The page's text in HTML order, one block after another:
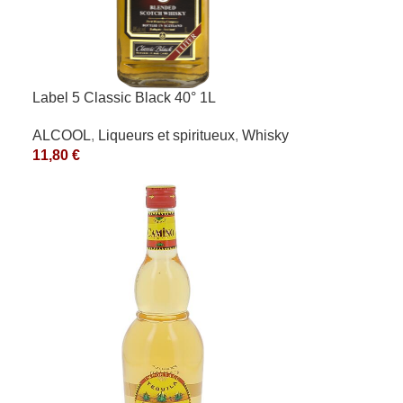
Label 5 Classic Black 40° 1L
ALCOOL, Liqueurs et spiritueux, Whisky
11,80 €